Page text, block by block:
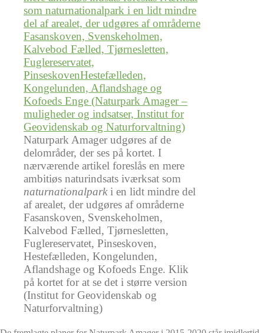
Naturpark Amager udgøres af de
delområder, der ses på kortet. I
nærværende artikel foreslås en mere
ambitiøs naturindsats iværksat som
naturnationalparki en lidt mindre del
af arealet, der udgøres af områderne
Fasanskoven, Svenskeholmen,
Kalvebod Fælled, Tjørnesletten,
Fuglereservatet, Pinseskoven,
Hestefælleden, Kongelunden,
Aflandshage og Kofoeds Enge. Klik
på kortet for at se det i større version
(Institut for Geovidenskab og
Naturforvaltning)